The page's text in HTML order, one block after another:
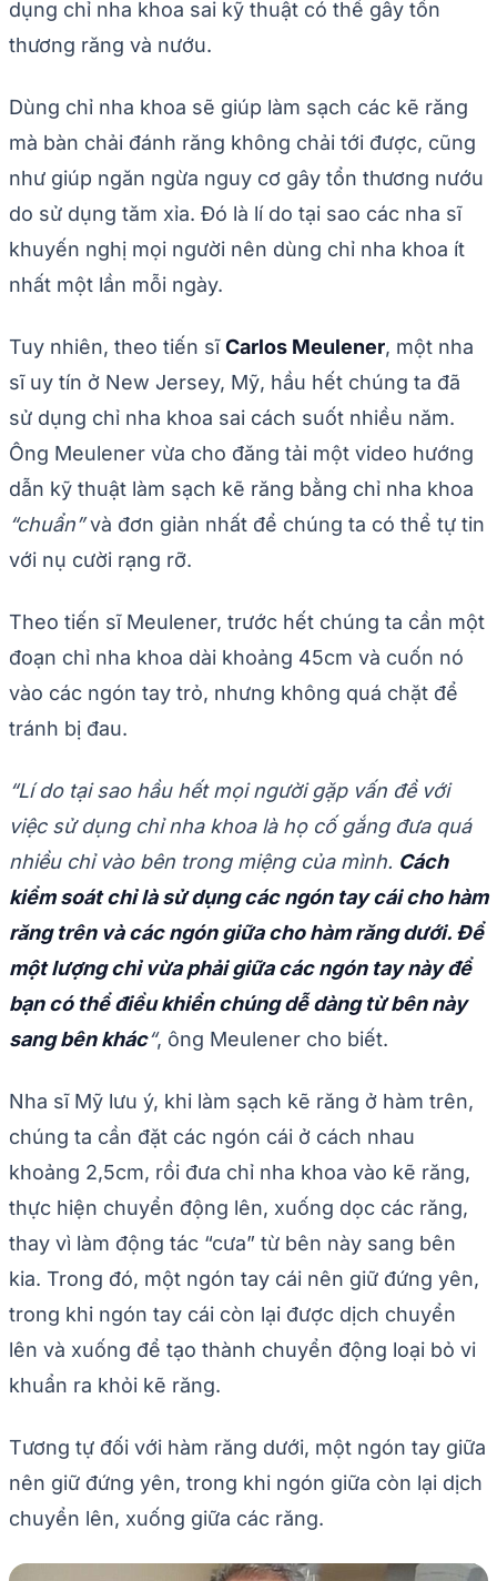
dụng chỉ nha khoa sai kỹ thuật có thể gây tổn
thương răng và nướu.
Dùng chỉ nha khoa sẽ giúp làm sạch các kẽ răng
mà bàn chải đánh răng không chải tới được, cũng
như giúp ngăn ngừa nguy cơ gây tổn thương nướu
do sử dụng tăm xỉa. Đó là lí do tại sao các nha sĩ
khuyến nghị mọi người nên dùng chỉ nha khoa ít
nhất một lần mỗi ngày.
Tuy nhiên, theo tiến sĩCarlos Meulener, một nha
sĩ uy tín ở New Jersey, Mỹ, hầu hết chúng ta đã
sử dụng chỉ nha khoa sai cách suốt nhiều năm.
Ông Meulener vừa cho đăng tải một video hướng
dẫn kỹ thuật làm sạch kẽ răng bằng chỉ nha khoa
“chuẩn”và đơn giản nhất để chúng ta có thể tự tin
với nụ cười rạng rỡ.
Theo tiến sĩ Meulener, trước hết chúng ta cần một
đoạn chỉ nha khoa dài khoảng 45cm và cuốn nó
vào các ngón tay trỏ, nhưng không quá chặt để
tránh bị đau.
“Lí do tại sao hầu hết mọi người gặp vấn đề với
việc sử dụng chỉ nha khoa là họ cố gắng đưa quá
nhiều chỉ vào bên trong miệng của mình. Cách
kiểm soát chỉ là sử dụng các ngón tay cái cho hàm
răng trên và các ngón giữa cho hàm răng dưới. Để
một lượng chỉ vừa phải giữa các ngón tay này để
bạn có thể điều khiển chúng dễ dàng từ bên này
sang bên khác“, ông Meulener cho biết.
Nha sĩ Mỹ lưu ý, khi làm sạch kẽ răng ở hàm trên,
chúng ta cần đặt các ngón cái ở cách nhau
khoảng 2,5cm, rồi đưa chỉ nha khoa vào kẽ răng,
thực hiện chuyển động lên, xuống dọc các răng,
thay vì làm động tác “cưa” từ bên này sang bên
kia. Trong đó, một ngón tay cái nên giữ đứng yên,
trong khi ngón tay cái còn lại được dịch chuyển
lên và xuống để tạo thành chuyển động loại bỏ vi
khuẩn ra khỏi kẽ răng.
Tương tự đối với hàm răng dưới, một ngón tay giữa
nên giữ đứng yên, trong khi ngón giữa còn lại dịch
chuyển lên, xuống giữa các răng.